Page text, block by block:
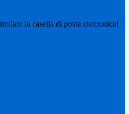
la casella di posta elettronica!